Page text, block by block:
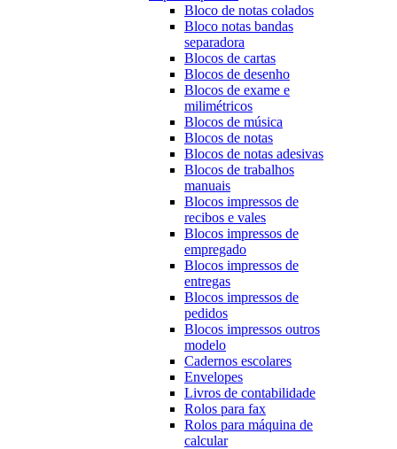
Bloco de notas colados
Bloco notas bandas
separadora
Blocos de cartas
Blocos de desenho
Blocos de exame e
milimétricos
Blocos de música
Blocos de notas
Blocos de notas adesivas
Blocos de trabalhos
manuais
Blocos impressos de
recibos e vales
Blocos impressos de
empregado
Blocos impressos de
entregas
Blocos impressos de
pedidos
Blocos impressos outros
modelo
Cadernos escolares
Envelopes
Livros de contabilidade
Rolos para fax
Rolos para máquina de
calcular